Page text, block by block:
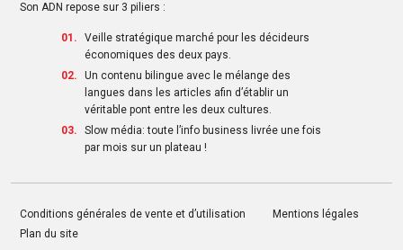
Son ADN repose sur 3 piliers :
Veille stratégique marché pour les décideurs
économiques des deux pays.
Un contenu bilingue avec le mélange des
langues dans les articles afin d’établir un
véritable pont entre les deux cultures.
Slow média: toute l’info business livrée une fois
par mois sur un plateau !
Conditions générales de vente et d’utilisation
Mentions légales
Plan du site